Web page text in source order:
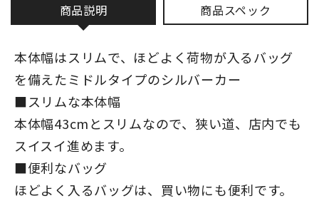
商品説明 商品スペック
本体幅はスリムで、ほどよく荷物が入るバッグ
を備えたミドルタイプのシルバーカー
■スリムな本体幅
本体幅43cmとスリムなので、狭い道、店内でも
スイスイ進めます。
■便利なバッグ
ほどよく入るバッグは、買い物にも便利です。